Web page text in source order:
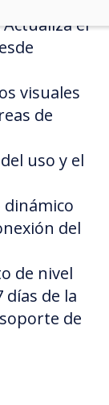
Actualiza el
visuales
de
uso y el
del
de nivel
días de la
de